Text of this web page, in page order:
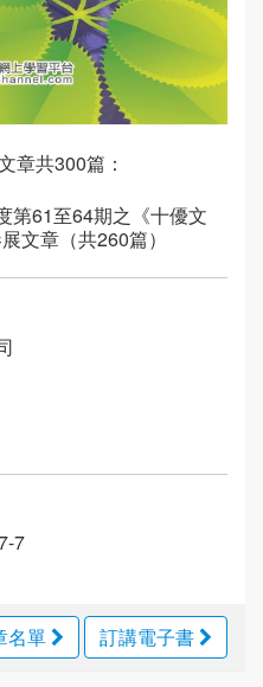
章共300篇：
第61至64期之《十優文
文章（共260篇）
7
名單 訂講電子書